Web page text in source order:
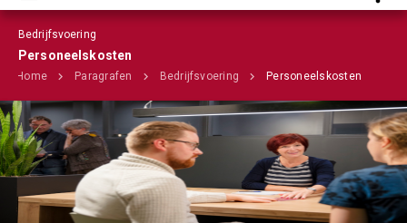
Bedrijfsvoering
Personeelskosten
Home Paragrafen Bedrijfsvoering Personeelskosten